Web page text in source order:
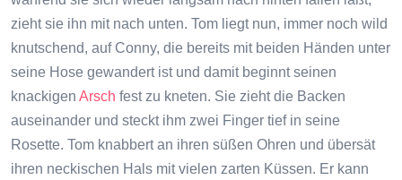
zieht sie ihn mit nach unten. Tom liegt nun, immer noch wild
knutschend, auf Conny, die bereits mit beiden Händen unter
seine Hose gewandert ist und damit beginnt seinen
knackigen Arsch fest zu kneten. Sie zieht die Backen
auseinander und steckt ihm zwei Finger tief in seine
Rosette. Tom knabbert an ihren süßen Ohren und übersät
ihren neckischen Hals mit vielen zarten Küssen. Er kann